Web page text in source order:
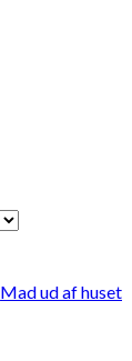
Mad ud af huset